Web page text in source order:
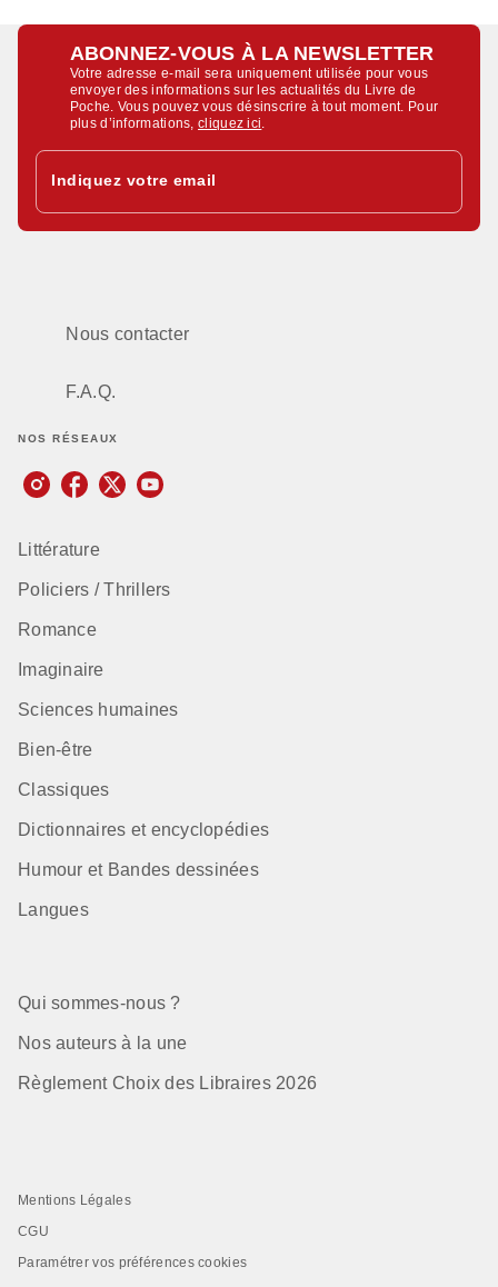
ABONNEZ-VOUS À LA NEWSLETTER
Votre adresse e-mail sera uniquement utilisée pour vous
envoyer des informations sur les actualités du Livre de
Poche. Vous pouvez vous désinscrire à tout moment. Pour
plus d’informations,cliquez ici
Indiquez votre email
Nous contacter
F.A.Q.
NOS RÉSEAUX
Littérature
Policiers / Thrillers
Romance
Imaginaire
Sciences humaines
Bien-être
Classiques
Dictionnaires et encyclopédies
Humour et Bandes dessinées
Langues
Qui sommes-nous ?
Nos auteurs à la une
Règlement Choix des Libraires 2026
Mentions Légales
CGU
Paramétrer vos préférences cookies